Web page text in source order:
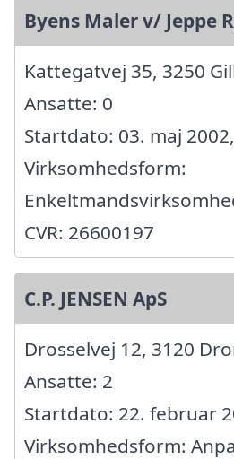
Byens Maler v/ Jeppe
Kattegatvej 35, 3250
Ansatte: 0
Startdato: 03. maj 2002,
Virksomhedsform:
CVR: 26600197
C.P. JENSEN ApS
Drosselvej 12, 3120
Ansatte: 2
Startdato: 22. februar
Virksomhedsform: